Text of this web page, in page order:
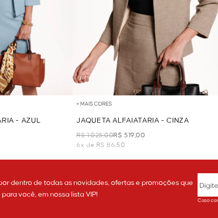
- AZUL
+ MAIS CORES
JAQUETA ALFAIATARIA - CINZA
R$ 1.025,00R$ 519,00
6x de R$ 86,50
dentro de todas as novidades, ofertas e promoções que
você, em nossa lista VIP!
Caso